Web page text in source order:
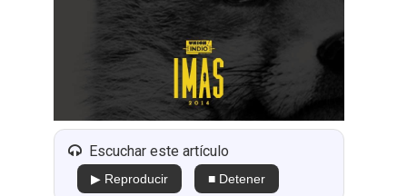
Escuchar este artículo
▶ Reproducir ■ Detener